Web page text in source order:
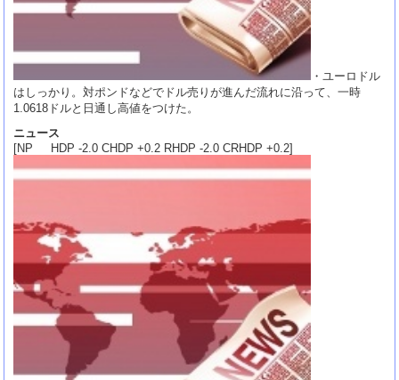
・ユーロドル
はしっかり。対ポンドなどでドル売りが進んだ流れに沿って、一時
1.0618ドルと日通し高値をつけた。
ニュース
[NP HDP -2.0 CHDP +0.2 RHDP -2.0 CRHDP +0.2]